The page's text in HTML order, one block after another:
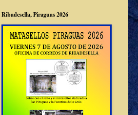
Ribadesella, Piraguas 2026